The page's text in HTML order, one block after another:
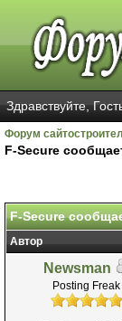
Здравствуйте,
Форум
F-Secure
F-Secure
Автор
Newsman
Posting Freak